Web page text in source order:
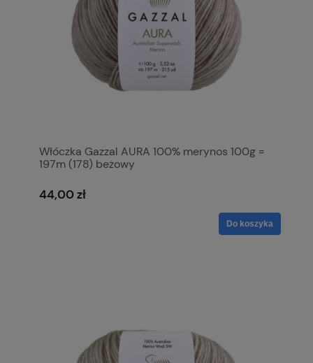
Włóczka Gazzal AURA 100% merynos 100g =
197m (178) beżowy
44,00 zł
Do koszyka